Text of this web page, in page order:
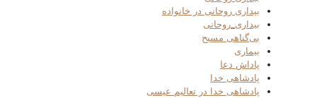
بیداری روحانی در خانواده
بیداری_روحانی
بی‌گناهی مسیح
بیماری
پاداش دعا
پادشاهی خدا
پادشاهی خدا در تعالیم عیسی